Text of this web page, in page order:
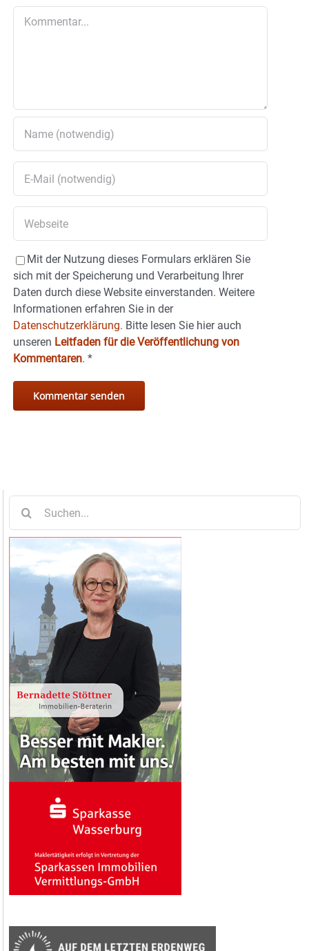
Mit der Nutzung dieses Formulars erklären Sie
sich mit der Speicherung und Verarbeitung Ihrer
Daten durch diese Website einverstanden. Weitere
Informationen erfahren Sie in der
Datenschutzerklärung. Bitte lesen Sie hier auch
unseren Leitfaden für die Veröffentlichung von
Kommentaren. *
nach: